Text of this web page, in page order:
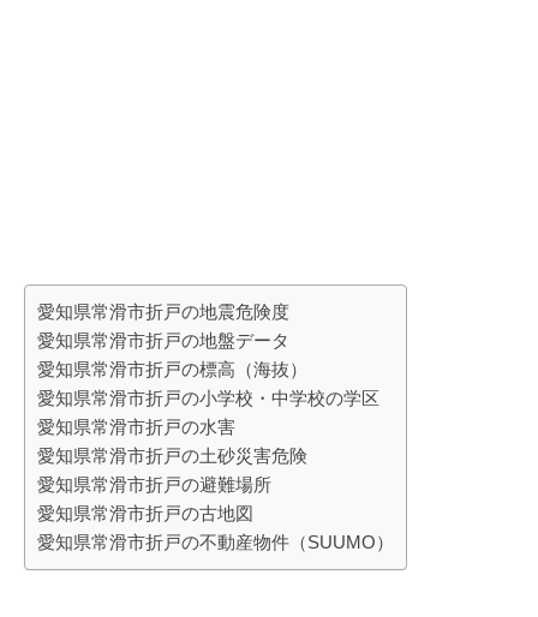
愛知県常滑市折戸の地震危険度
愛知県常滑市折戸の地盤データ
愛知県常滑市折戸の標高（海抜）
愛知県常滑市折戸の小学校・中学校の学区
愛知県常滑市折戸の水害
愛知県常滑市折戸の土砂災害危険
愛知県常滑市折戸の避難場所
愛知県常滑市折戸の古地図
愛知県常滑市折戸の不動産物件（SUUMO）